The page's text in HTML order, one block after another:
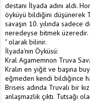
destanı İlyada adını aldı.
öyküyü bildiğini düşünerek
savaşın 10. yılında sadece
neredeyse bitmek üzeredir.
" olarak bilinir.
İlyada'nın Öyküsü:
Kral Agamemnon Truva
Kralın en yiğit ve başına
eğmeden kendi bildiğince
Briseis adında Truvalı bir
anlaşmazlık çıktı. Tutsağı